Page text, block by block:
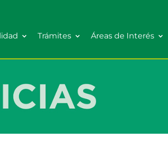
Trámites Áreas de Interés